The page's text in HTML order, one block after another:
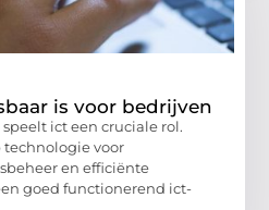
is voor bedrijven
ict een cruciale rol.
voor
en efficiënte
goed functionerend ict-